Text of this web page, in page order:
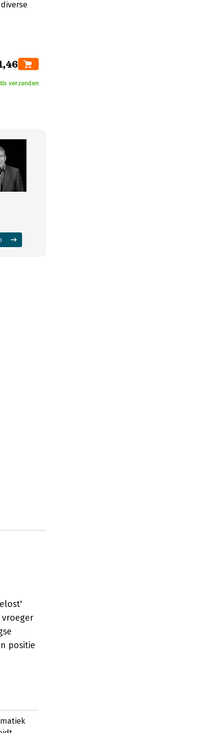
verzonden
positie